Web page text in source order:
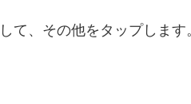
て、その他をタップします